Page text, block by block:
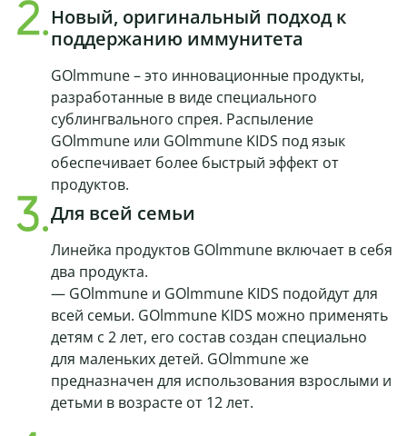
Новый, оригинальный подход к
поддержанию иммунитета
GOlmmune – это инновационные продукты,
разработанные в виде специального
сублингвального спрея. Распыление
GOlmmune или GOlmmune KIDS под язык
обеспечивает более быстрый эффект от
продуктов.
Для всей семьи
Линейка продуктов GOlmmune включает в себя
два продукта.
— GOlmmune и GOlmmune KIDS подойдут для
всей семьи. GOlmmune KIDS можно применять
детям с 2 лет, его состав создан специально
для маленьких детей. GOlmmune же
предназначен для использования взрослыми и
детьми в возрасте от 12 лет.